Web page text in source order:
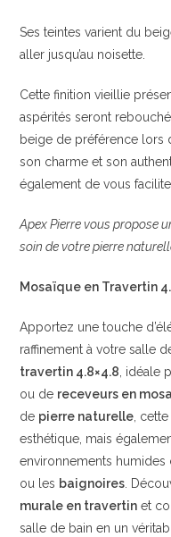
Ses teintes varient du
aller jusqu’au noisette.
Cette finition vieillie
aspérités seront
beige de préférence lors
son charme et son
également de vous
Apex Pierre vous propose
soin de votre pierre
Mosaïque en Travertin
Apportez une touche
raffinement à votre salle
travertin 4.8×4.8 , idéale
ou de receveurs en
de pierre naturelle ,
esthétique, mais
environnements humides
ou les baignoires .
murale en travertin et
salle de bain en un